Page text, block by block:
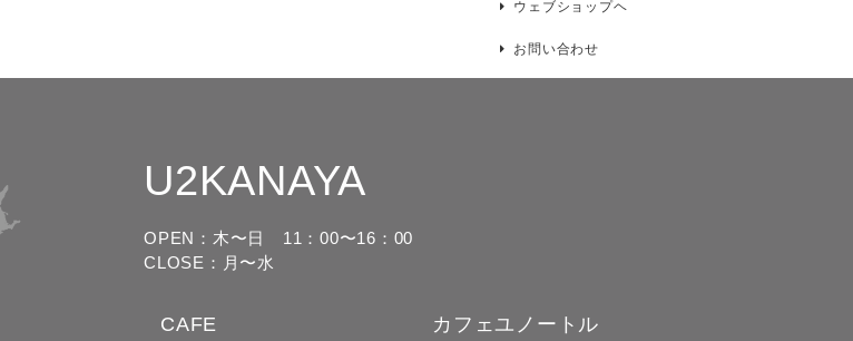
ウェブショップヘ
お問い合わせ
U2KANAYA
OPEN：木〜日 11：00〜16：00
CLOSE：月〜水
CAFE カフェユノートル